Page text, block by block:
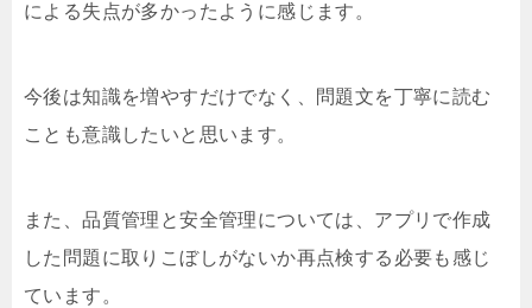
による失点が多かったように感じます。
今後は知識を増やすだけでなく、問題文を丁寧に読む
ことも意識したいと思います。
また、品質管理と安全管理については、アプリで作成
した問題に取りこぼしがないか再点検する必要も感じ
ています。